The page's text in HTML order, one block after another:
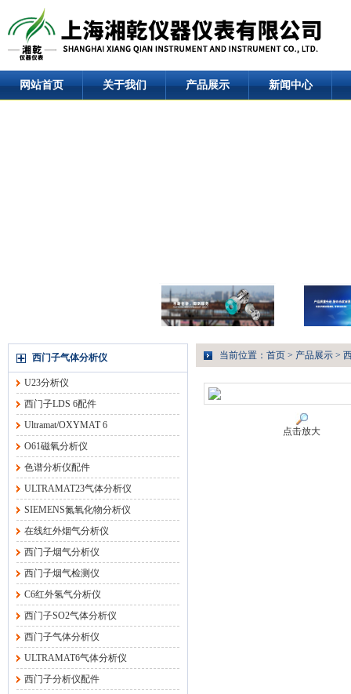
网站首页 关于我们 产品展示 新闻中心
西门子气体分析仪
U23分析仪
西门子LDS 6配件
Ultramat/OXYMAT 6
O61磁氧分析仪
色谱分析仪配件
ULTRAMAT23气体分析仪
SIEMENS氮氧化物分析仪
在线红外烟气分析仪
西门子烟气分析仪
西门子烟气检测仪
C6红外氢气分析仪
西门子SO2气体分析仪
西门子气体分析仪
ULTRAMAT6气体分析仪
西门子分析仪配件
当前位置： 首页 > 产品展示 >
点击放大